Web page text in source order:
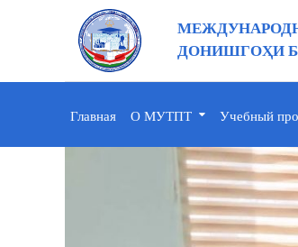
ДОНИШГОҲИ
Главная О МУТПТ Учебный